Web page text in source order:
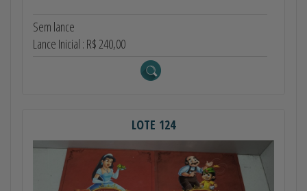
Sem lance
Lance Inicial : R$ 240,00
LOTE 124